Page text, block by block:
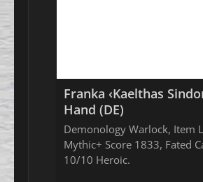
Franka ‹Kaelthas
Hand (DE)
Demonology Warlock, Item
Mythic+ Score 1833, Fated
10/10 Heroic.